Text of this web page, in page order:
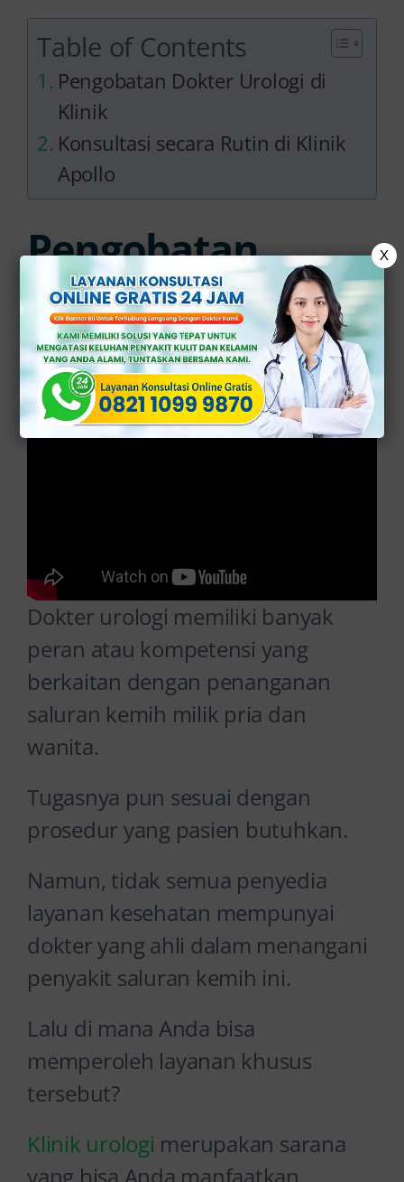
Table of Contents
Pengobatan Dokter Urologi di
Klinik
Konsultasi secara Rutin di Klinik
Apollo
Pengobatan
Dokter Urologi di
Klinik
Dokter urologi memiliki banyak
peran atau kompetensi yang
berkaitan dengan penanganan
saluran kemih milik pria dan
wanita.
Tugasnya pun sesuai dengan
prosedur yang pasien butuhkan.
Namun, tidak semua penyedia
layanan kesehatan mempunyai
dokter yang ahli dalam menangani
penyakit saluran kemih ini.
Lalu di mana Anda bisa
memperoleh layanan khusus
tersebut?
Klinik urologi merupakan sarana
X